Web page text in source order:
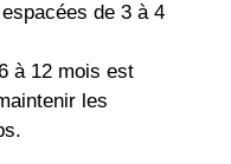
de 3 à 4
à 12 mois est
les